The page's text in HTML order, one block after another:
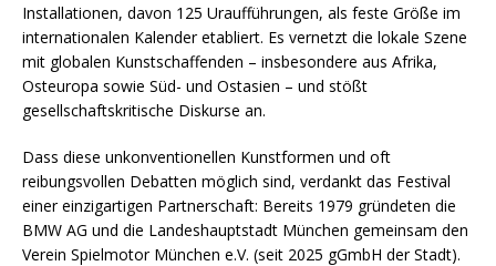
Installationen, davon 125 Uraufführungen, als feste Größe im
internationalen Kalender etabliert. Es vernetzt die lokale Szene
mit globalen Kunstschaffenden – insbesondere aus Afrika,
Osteuropa sowie Süd- und Ostasien – und stößt
gesellschaftskritische Diskurse an.
Dass diese unkonventionellen Kunstformen und oft
reibungsvollen Debatten möglich sind, verdankt das Festival
einer einzigartigen Partnerschaft: Bereits 1979 gründeten die
BMW AG und die Landeshauptstadt München gemeinsam den
Verein Spielmotor München e.V. (seit 2025 gGmbH der Stadt).